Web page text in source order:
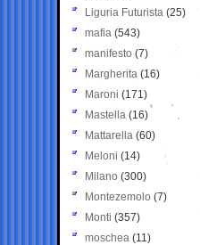
Liguria Futurista (25)
mafia (543)
manifesto (7)
Margherita (16)
Maroni (171)
Mastella (16)
Mattarella (60)
Meloni (14)
Milano (300)
Montezemolo (7)
Monti (357)
moschea (11)